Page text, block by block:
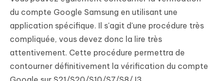
du compte Google Samsung en utilisant une
application spécifique. Il s'agit d'une procédure très
compliquée, vous devez donc la lire très
attentivement. Cette procédure permettra de
contourner définitivement la vérification du compte